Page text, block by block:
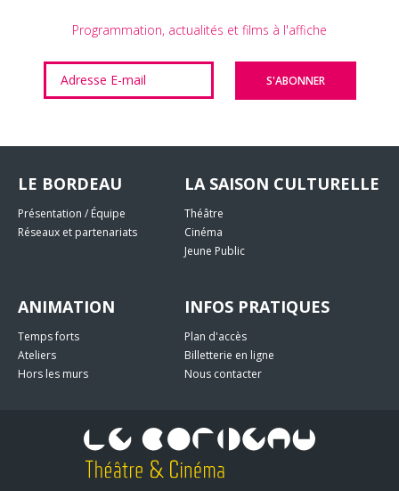
Programmation, actualités et films à l'affiche
LE BORDEAU
Présentation / Équipe
Réseaux et partenariats
LA SAISON CULTURELLE
Théâtre
Cinéma
Jeune Public
ANIMATION
Temps forts
Ateliers
Hors les murs
INFOS PRATIQUES
Plan d'accès
Billetterie en ligne
Nous contacter